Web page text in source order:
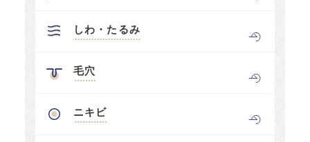
しわ・たるみ
毛穴
ニキビ